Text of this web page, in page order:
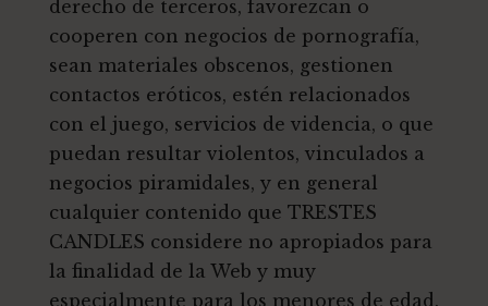
derecho de terceros, favorezcan o
cooperen con negocios de pornografía,
sean materiales obscenos, gestionen
contactos eróticos, estén relacionados
con el juego, servicios de videncia, o que
puedan resultar violentos, vinculados a
negocios piramidales, y en general
cualquier contenido que TRESTES
CANDLES considere no apropiados para
la finalidad de la Web y muy
especialmente para los menores de edad.